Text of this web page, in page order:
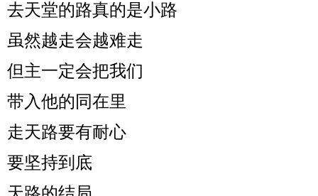
去天堂的路真的是小路
虽然越走会越难走
但主一定会把我们
带入他的同在里
走天路要有耐心
要坚持到底